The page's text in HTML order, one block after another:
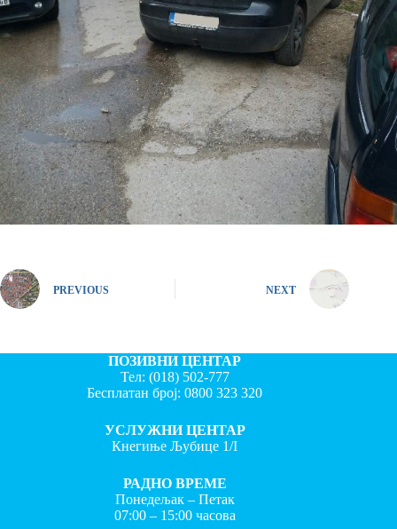
PREVIOUS NEXT
ПОЗИВНИ ЦЕНТАР
Тел: (018) 502-777
Бесплатан број:0800 323 320
УСЛУЖНИ ЦЕНТАР
Кнегиње Љубице 1/I
РАДНО ВРЕМЕ
Понедељак – Петак
07:00 – 15:00 часова